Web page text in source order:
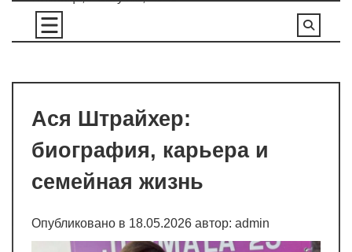
Перейти
содержимому
Ася Штрайхер:
биография, карьера и
семейная жизнь
Опубликовано в 18.05.2026 автор: admin